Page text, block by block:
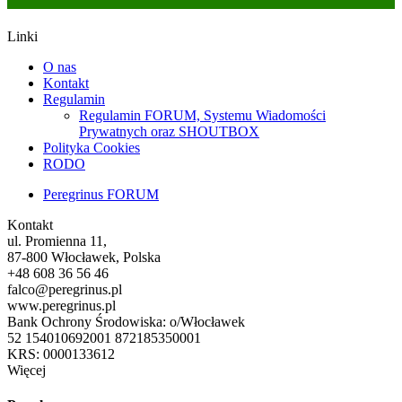
Linki
O nas
Kontakt
Regulamin
Regulamin FORUM, Systemu Wiadomości
Prywatnych oraz SHOUTBOX
Polityka Cookies
RODO
Peregrinus FORUM
Kontakt
ul. Promienna 11,
87-800 Włocławek, Polska
+48 608 36 56 46
falco@peregrinus.pl
www.peregrinus.pl
Bank Ochrony Środowiska: o/Włocławek
52 154010692001 872185350001
KRS: 0000133612
Więcej